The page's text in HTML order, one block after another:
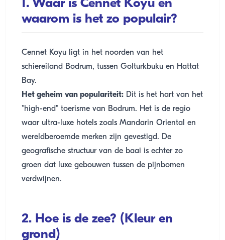
1. Waar is Cennet Koyu en
waarom is het zo populair?
Cennet Koyu ligt in het noorden van het
schiereiland Bodrum, tussen Golturkbuku en Hattat
Bay.
Het geheim van populariteit: Dit is het hart van het
"high-end" toerisme van Bodrum. Het is de regio
waar ultra-luxe hotels zoals Mandarin Oriental en
wereldberoemde merken zijn gevestigd. De
geografische structuur van de baai is echter zo
groen dat luxe gebouwen tussen de pijnbomen
verdwijnen.
2. Hoe is de zee? (Kleur en
grond)